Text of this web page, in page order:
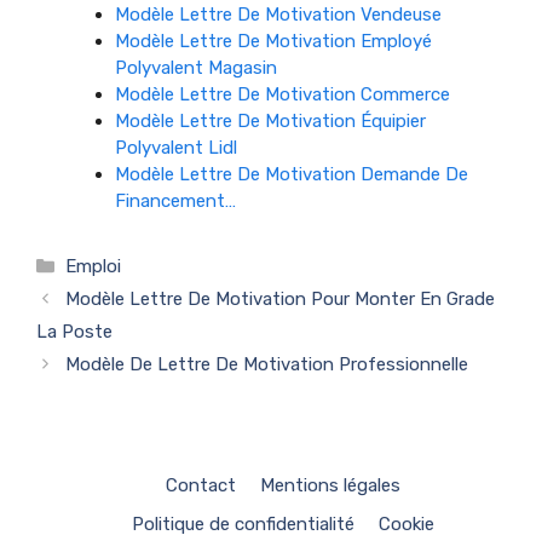
Modèle Lettre De Motivation Vendeuse
Modèle Lettre De Motivation Employé
Polyvalent Magasin
Modèle Lettre De Motivation Commerce
Modèle Lettre De Motivation Équipier
Polyvalent Lidl
Modèle Lettre De Motivation Demande De
Financement…
Catégories
Emploi
Modèle Lettre De Motivation Pour Monter En Grade
La Poste
Modèle De Lettre De Motivation Professionnelle
Contact
Mentions légales
Politique de confidentialité
Cookie